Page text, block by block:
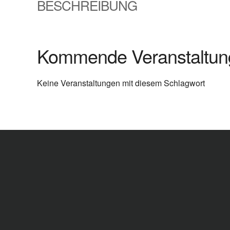
BESCHREIBUNG
Kommende
Keine Veranstaltungen mit diesem Schlagwort